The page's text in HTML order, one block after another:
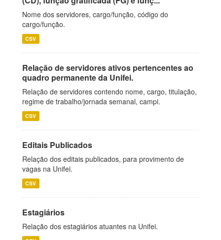
Nome dos servidores, cargo/função, código do
cargo/função.
CSV
Relação de servidores ativos pertencentes ao
quadro permanente da Unifei.
Relação de servidores contendo nome, cargo, titulação,
regime de trabalho/jornada semanal, campi.
CSV
Editais Publicados
Relação dos editais publicados, para provimento de
vagas na Unifei.
CSV
Estagiários
Relação dos estagiários atuantes na Unifei.